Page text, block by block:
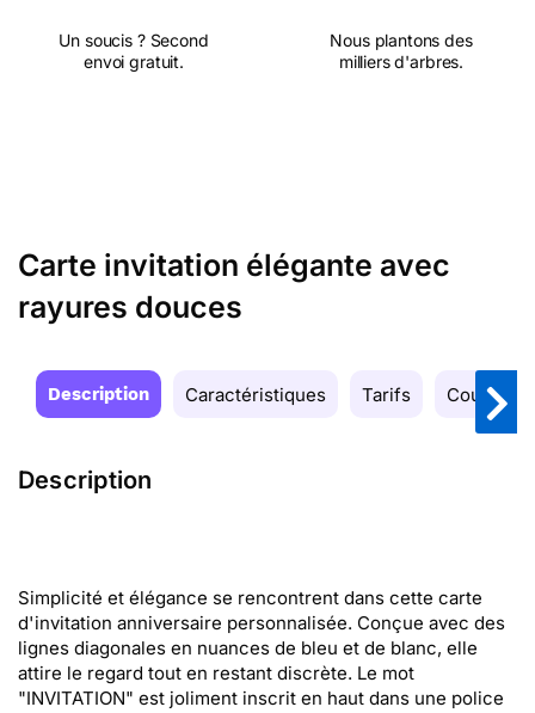
Un soucis ? Second
envoi gratuit.
Nous plantons des
milliers d'arbres.
Carte invitation élégante avec
rayures douces
Description Caractéristiques Tarifs Couleurs
Description
Simplicité et élégance se rencontrent dans cette carte
d'invitation anniversaire personnalisée. Conçue avec des
lignes diagonales en nuances de bleu et de blanc, elle
attire le regard tout en restant discrète. Le mot
"INVITATION" est joliment inscrit en haut dans une police